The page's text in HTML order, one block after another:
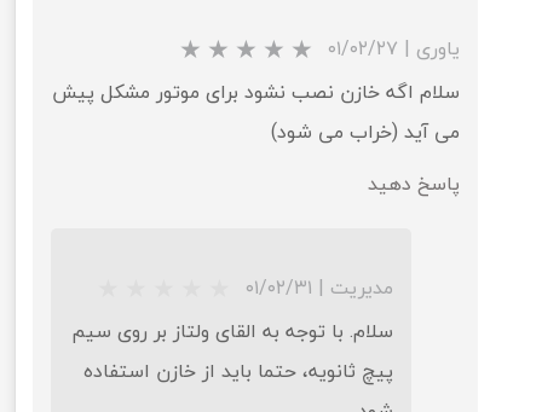
★★★★★
یاوری | ۰۱/۰۲/۲۷
سلام اگه خازن نصب نشود برای موتور مشکل پیش
می آید (خراب می شود)
پاسخ دهید
مدیریت | ۰۱/۰۲/۳۱
سلام. با توجه به القای ولتاز بر روی سیم
پیچ ثانویه، حتما باید از خازن استفاده